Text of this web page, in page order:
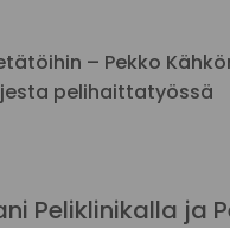
– Pekko
pelihaittatyössä
Peliklinikalla ja